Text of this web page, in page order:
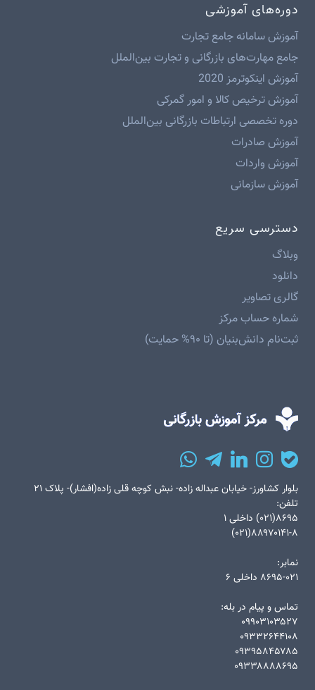
دوره‌های آموزشی
آموزش سامانه جامع تجارت
جامع مهارت‌های بازرگانی و تجارت بین‌الملل
آموزش اینکوترمز 2020
آموزش ترخیص کالا و امور گمرکی
دوره تخصصی ارتباطات بازرگانی بین‌الملل
آموزش صادرات
آموزش واردات
آموزش سازمانی
دسترسی سریع
وبلاگ
دانلود
گالری تصاویر
شماره حساب مرکز
ثبت‌نام دانش‌بنیان (تا ۹۰% حمایت)
بلوار کشاورز- خیابان عبداله زاده- نبش کوچه قلی زاده(افشار)- پلاک ۲۱
تلفن:
۸۶۹۵(۰۲۱) داخلی ۱
۸۸۹۷۰۱۴۱-۸(۰۲۱)
نمابر:
۸۶۹۵-۰۲۱ داخلی ۶
تماس و پیام در بله:
۰۹۹۰۳۱۰۳۵۲۷
۰۹۳۳۲۶۴۴۱۰۸
۰۹۳۹۵۸۴۵۷۸۵
۰۹۳۳۸۸۸۸۶۹۵